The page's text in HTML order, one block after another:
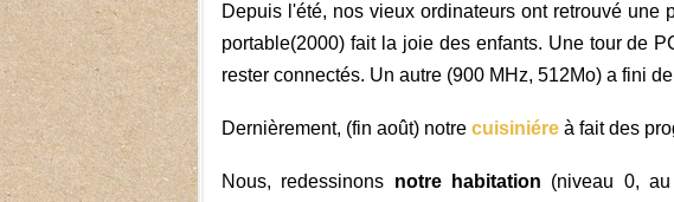
Depuis l'été, nos vieux ordinateurs ont retrouvé une
portable(2000) fait la joie des enfants. Une tour de
rester connectés. Un autre (900 MHz, 512Mo) a fini
Dernièrement, (fin août) notre cuisiniére à fait des
Nous, redessinons notre habitation (niveau 0,